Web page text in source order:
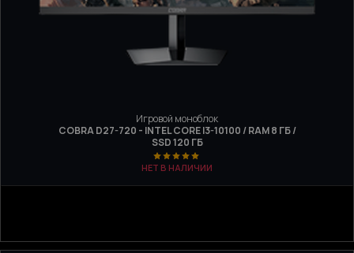
Игровой моноблок
COBRA D27-720 - INTEL CORE I3-10100 / RAM 8 ГБ /
SSD 120 ГБ
НЕТ В НАЛИЧИИ